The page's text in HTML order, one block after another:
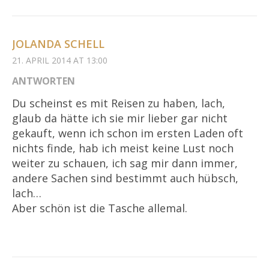
JOLANDA SCHELL
21. APRIL 2014 AT 13:00
ANTWORTEN
Du scheinst es mit Reisen zu haben, lach,
glaub da hätte ich sie mir lieber gar nicht
gekauft, wenn ich schon im ersten Laden oft
nichts finde, hab ich meist keine Lust noch
weiter zu schauen, ich sag mir dann immer,
andere Sachen sind bestimmt auch hübsch,
lach…
Aber schön ist die Tasche allemal.